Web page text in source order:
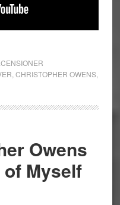
CHRISTOPHER OWENS,
Owens
of Myself